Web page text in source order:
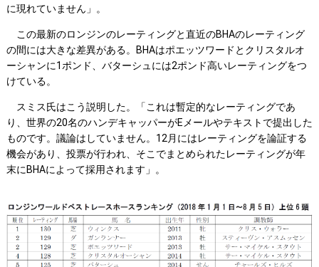
に現れていません」。
この最新のロンジンのレーティングと直近のBHAのレーティング
の間には大きな差異がある。BHAはポエッツワードとクリスタルオ
ーシャンに1ポンド、バターシュには2ポンド高いレーティングをつ
けている。
スミス氏はこう説明した。「これは暫定的なレーティングであ
り、世界の20名のハンデキャッパーがEメールやテキストで提出した
ものです。議論はしていません。12月にはレーティングを論証する
機会があり、投票が行われ、そこでまとめられたレーティングが年
末にBHAによって採用されます」。